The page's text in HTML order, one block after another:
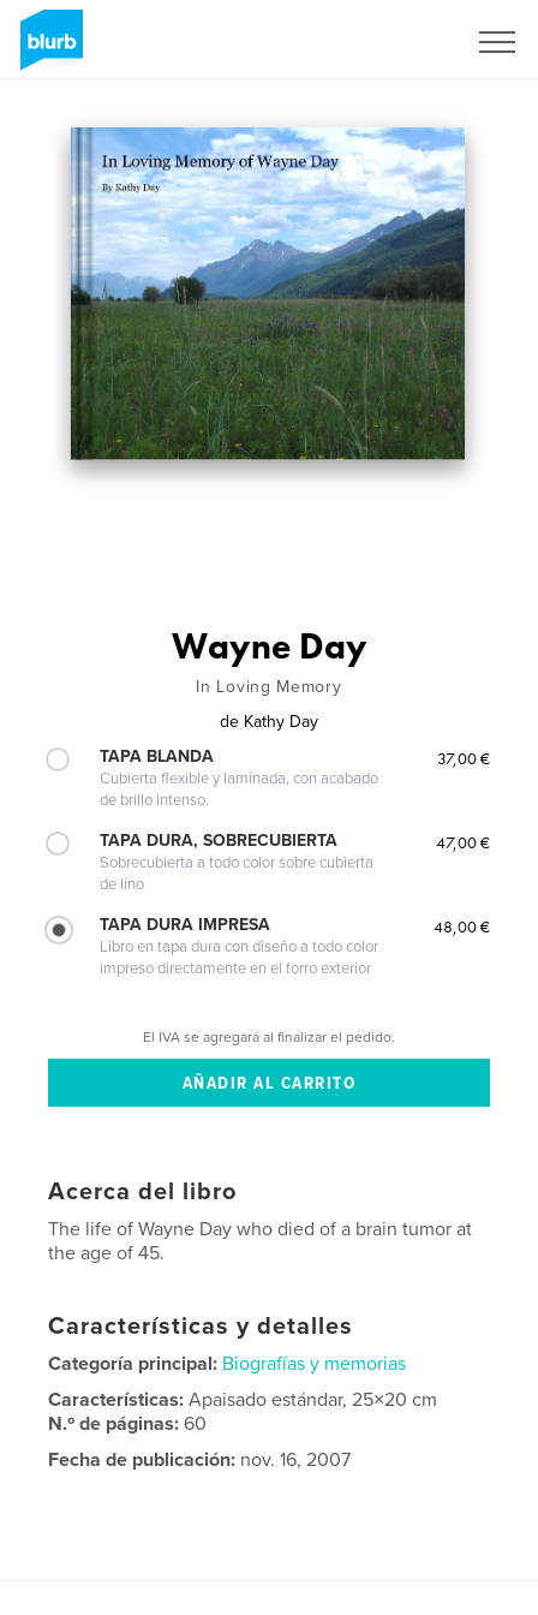
Wayne Day
In Loving Memory
de Kathy Day
TAPA BLANDA
Cubierta flexible y laminada, con acabado
de brillo intenso.
37,00 €
TAPA DURA, SOBRECUBIERTA
Sobrecubierta a todo color sobre cubierta
de lino
47,00 €
TAPA DURA IMPRESA
Libro en tapa dura con diseño a todo color
impreso directamente en el forro exterior
48,00 €
El IVA se agregará al finalizar el pedido.
Acerca del libro
The life of Wayne Day who died of a brain tumor at
the age of 45.
Características y detalles
Categoría principal: Biografías y memorias
Características:Apaisado estándar, 25×20 cm
N.º de páginas:60
Fecha de publicación: nov. 16, 2007